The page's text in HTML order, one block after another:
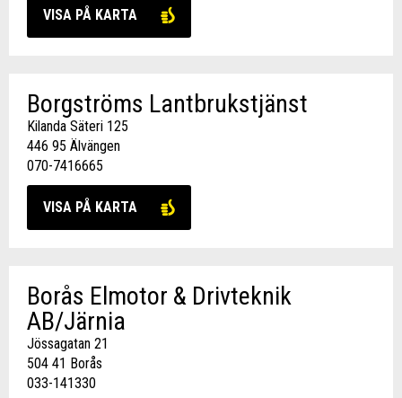
VISA PÅ KARTA
Borgströms Lantbrukstjänst
Kilanda Säteri 125
446 95 Älvängen
070-7416665
VISA PÅ KARTA
Borås Elmotor & Drivteknik
AB/Järnia
Jössagatan 21
504 41 Borås
033-141330